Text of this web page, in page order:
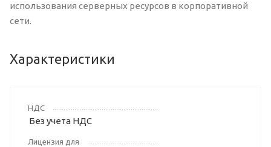
использования серверных ресурсов в корпоративной
сети.
Характеристики
НДС
Без учета НДС
Лицензия для